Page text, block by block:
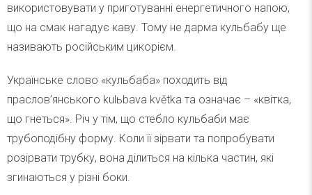
використовувати у приготуванні енергетичного напою,
що на смак нагадує каву. Тому не дарма кульбабу ще
називають російським цикорієм.
Українське слово «кульбаба» походить від
праслов’янського kulьbava květka та означає – «квітка,
що гнеться». Річ у тім, що стебло кульбаби має
трубоподібну форму. Коли її зірвати та попробувати
розірвати трубку, вона ділиться на кілька частин, які
згинаються у різні боки.